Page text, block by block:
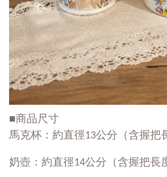
■商品尺寸
馬克杯：約直徑13公分（含握把
奶壺： 約直徑14公分（含握把長